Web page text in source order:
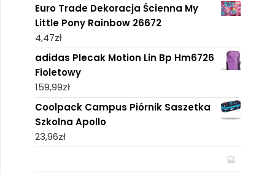
Euro Trade Dekoracja Ścienna My
Little Pony Rainbow 26672
4,47zł
adidas Plecak Motion Lin Bp Hm6726
Fioletowy
159,99zł
Coolpack Campus Piórnik Saszetka
Szkolna Apollo
23,96zł